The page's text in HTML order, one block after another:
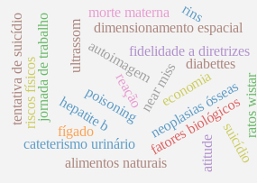
hepatite b neoplasias ósseas
poisoning
ultrassom
cateterismo urinário
near miss
fidelidade a diretrizes
jornada de trabalho dimensionamento espacial
riscos físicos autoimagem
fatores biológicos
morte materna
economia
suicídio
tentativa de suicídio reação
diabettes
ratos wistar
fígado
rins
alimentos naturais atitude